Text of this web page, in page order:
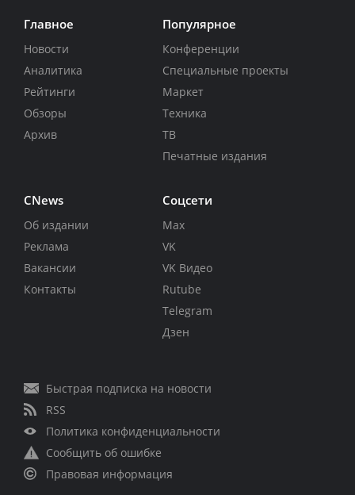
Главное
Новости
Аналитика
Рейтинги
Обзоры
Архив
Популярное
Конференции
Специальные проекты
Маркет
Техника
ТВ
Печатные издания
CNews
Об издании
Реклама
Вакансии
Контакты
Соцсети
Max
VK
VK Видео
Rutube
Telegram
Дзен
Быстрая подписка на новости
RSS
Политика конфиденциальности
Сообщить об ошибке
Правовая информация